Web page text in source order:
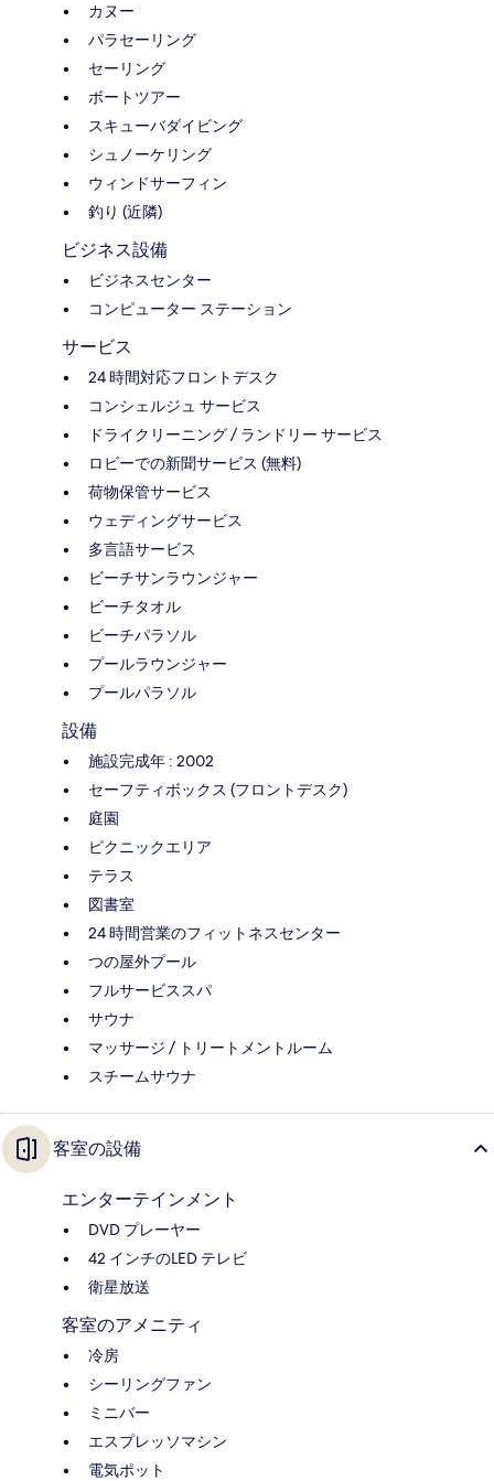
カヌー
パラセーリング
セーリング
ボートツアー
スキューバダイビング
シュノーケリング
ウィンドサーフィン
釣り (近隣)
ビジネス設備
ビジネスセンター
コンピューター ステーション
サービス
24 時間対応フロントデスク
コンシェルジュ サービス
ドライクリーニング / ランドリー サービス
ロビーでの新聞サービス (無料)
荷物保管サービス
ウェディングサービス
多言語サービス
ビーチサンラウンジャー
ビーチタオル
ビーチパラソル
プールラウンジャー
プールパラソル
設備
施設完成年 : 2002
セーフティボックス (フロントデスク)
庭園
ピクニックエリア
テラス
図書室
24 時間営業のフィットネスセンター
つの屋外プール
フルサービススパ
サウナ
マッサージ / トリートメントルーム
スチームサウナ
客室の設備
エンターテインメント
DVD プレーヤー
42 インチのLED テレビ
衛星放送
客室のアメニティ
冷房
シーリングファン
ミニバー
エスプレッソマシン
電気ポット